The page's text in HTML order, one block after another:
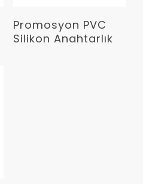
Devamını Oku
Promosyon PVC
Silikon Anahtarlık